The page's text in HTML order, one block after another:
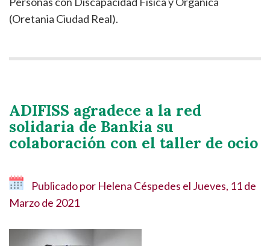
(Oretania Ciudad Real).
ADIFISS agradece a la red
solidaria de Bankia su
colaboración con el taller de ocio
Publicado por Helena Céspedes el Jueves, 11 de
Marzo de 2021